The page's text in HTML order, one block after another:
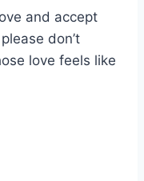
and accept
don’t
love feels like